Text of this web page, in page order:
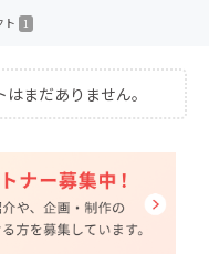
ト 1
まだありません。